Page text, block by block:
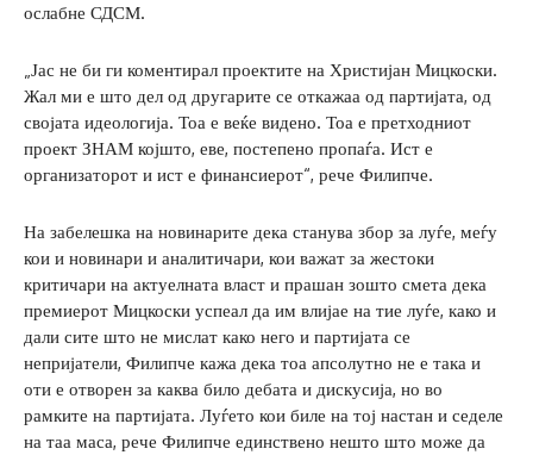
ослабне СДСМ.
„Јас не би ги коментирал проектите на Христијан Мицкоски.
Жал ми е што дел од другарите се откажаа од партијата, од
својата идеологија. Тоа е веќе видено. Тоа е претходниот
проект ЗНАМ којшто, еве, постепено пропаѓа. Ист е
организаторот и ист е финансиерот“, рече Филипче.
На забелешка на новинарите дека станува збор за луѓе, меѓу
кои и новинари и аналитичари, кои важат за жестоки
критичари на актуелната власт и прашан зошто смета дека
премиерот Мицкоски успеал да им влијае на тие луѓе, како и
дали сите што не мислат како него и партијата се
непријатели, Филипче кажа дека тоа апсолутно не е така и
оти е отворен за каква било дебата и дискусија, но во
рамките на партијата. Луѓето кои биле на тој настан и седеле
на таа маса, рече Филипче единствено нешто што може да